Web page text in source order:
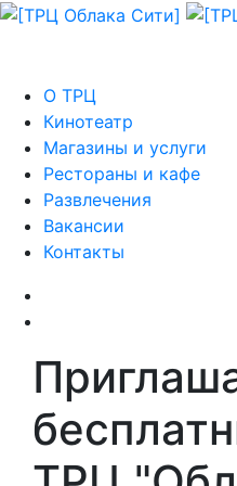
О ТРЦ
Кинотеатр
Магазины и услуги
Рестораны и кафе
Развлечения
Вакансии
Контакты